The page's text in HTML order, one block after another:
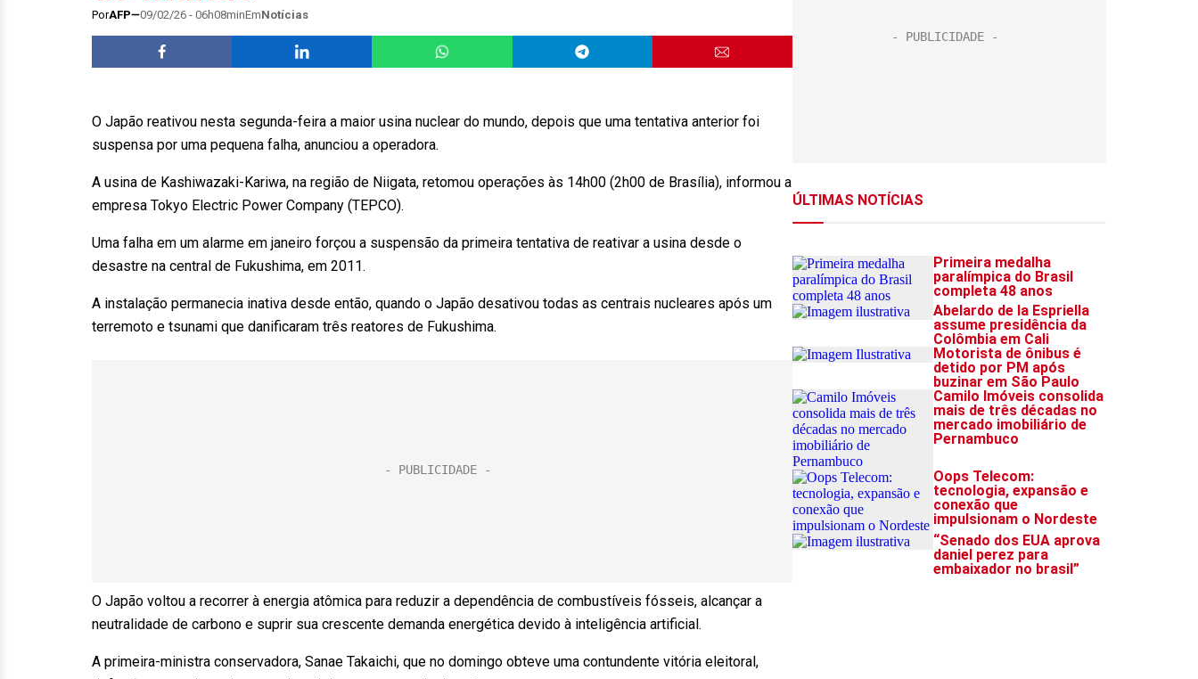
PorAFP 09/02/26 - 06h08minEmNotícias
O Japão reativou nesta segunda-feira a maior usina nuclear do mundo, depois que uma tentativa anterior foi
suspensa por uma pequena falha, anunciou a operadora.
A usina de Kashiwazaki-Kariwa, na região de Niigata, retomou operações às 14h00 (2h00 de Brasília), informou a
empresa Tokyo Electric Power Company (TEPCO).
Uma falha em um alarme em janeiro forçou a suspensão da primeira tentativa de reativar a usina desde o
desastre na central de Fukushima, em 2011.
A instalação permanecia inativa desde então, quando o Japão desativou todas as centrais nucleares após um
terremoto e tsunami que danificaram três reatores de Fukushima.
O Japão voltou a recorrer à energia atômica para reduzir a dependência de combustíveis fósseis, alcançar a
neutralidade de carbono e suprir sua crescente demanda energética devido à inteligência artificial.
A primeira-ministra conservadora, Sanae Takaichi, que no domingo obteve uma contundente vitória eleitoral,